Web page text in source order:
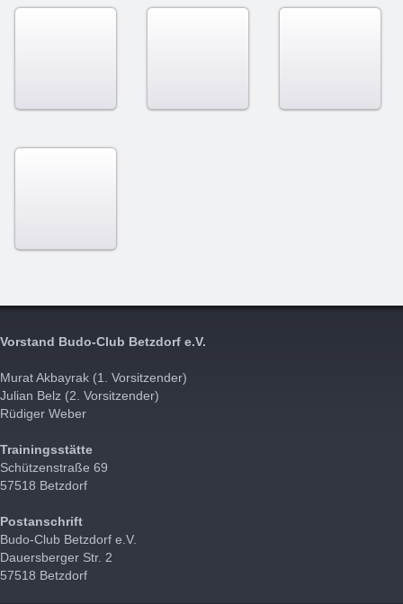
Vorstand Budo-Club Betzdorf e.V.
Murat Akbayrak (1. Vorsitzender)
Julian Belz (2. Vorsitzender)
Rüdiger Weber
Trainingsstätte
Schützenstraße 69
57518 Betzdorf
Postanschrift
Budo-Club Betzdorf e.V.
Dauersberger Str. 2
57518 Betzdorf